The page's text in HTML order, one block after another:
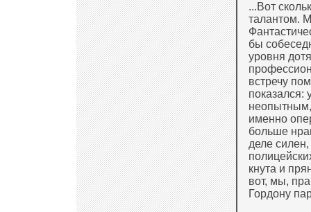
...Вот
талантом.
бы
уровня
встречу
именно
больше
деле
кнута и
вот, мы,
Гордону